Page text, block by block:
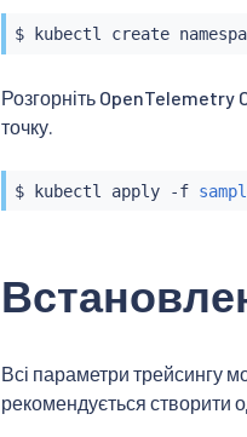
$ kubectl
Розгорніть
точку.
$ kubectl apply -f
Всі параметри трейсингу
рекомендується створити